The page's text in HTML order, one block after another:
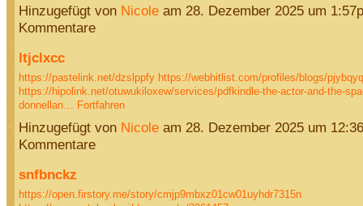
Hinzugefügt von Nicoleam 28. Dezember 2025 um
Kommentare
ltjclxcc
https://pastelink.net/dzslppfy https://webhitlist.com/profiles/blogs/
https://hipolink.net/otuwukiloxew/services/pdfkindle-the-actor-and-the-
donnellan…
Fortfahren
Hinzugefügt von Nicoleam 28. Dezember 2025 um
Kommentare
snfbnckz
https://open.firstory.me/story/cmjp9mbxz01cw01uyhdr7315n